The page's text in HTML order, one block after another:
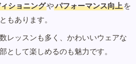
ショニングやパフォーマンス向上 を
もあります。
レッスンも多く、かわいいウェアな
として楽しめるのも魅力です。